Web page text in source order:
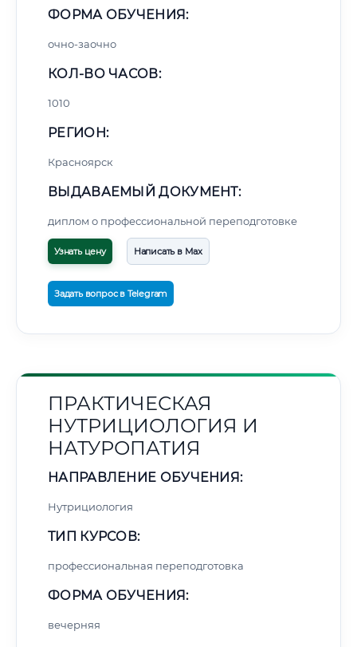
ФОРМА ОБУЧЕНИЯ:
очно-заочно
КОЛ-ВО ЧАСОВ:
1010
РЕГИОН:
Красноярск
ВЫДАВАЕМЫЙ ДОКУМЕНТ:
диплом о профессиональной переподготовке
Узнать цену Написать в Max
Задать вопрос в Telegram
ПРАКТИЧЕСКАЯ
НУТРИЦИОЛОГИЯ И
НАТУРОПАТИЯ
НАПРАВЛЕНИЕ ОБУЧЕНИЯ:
Нутрициология
ТИП КУРСОВ:
профессиональная переподготовка
ФОРМА ОБУЧЕНИЯ:
вечерняя